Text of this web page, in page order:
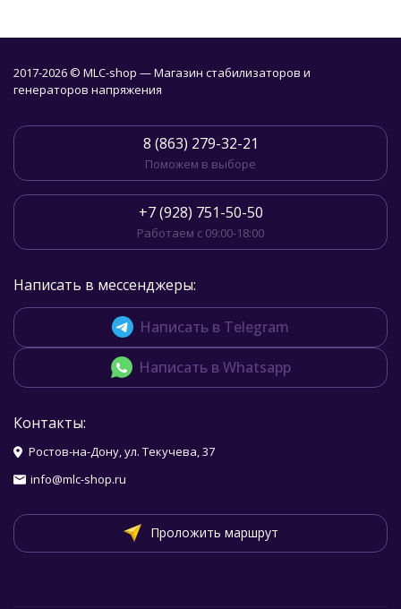
2017-2026 © MLC-shop — Магазин стабилизаторов и
генераторов напряжения
8 (863) 279-32-21
Поможем в выборе
+7 (928) 751-50-50
Работаем с 09:00-18:00
Написать в мессенджеры:
Написать в Telegram
Написать в Whatsapp
Контакты:
Ростов-на-Дону, ул. Текучева, 37
info@mlc-shop.ru
Проложить маршрут